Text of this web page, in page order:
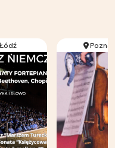
Poznań